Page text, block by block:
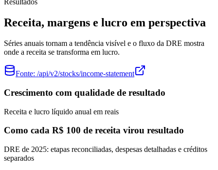
Resultados
Receita, margens e lucro em perspectiva
Séries anuais tornam a tendência visível e o fluxo da DRE mostra
onde a receita se transforma em lucro.
Fonte: /api/v2/stocks/income-statement
Crescimento com qualidade de resultado
Receita e lucro líquido anual em reais
Como cada R$ 100 de receita virou resultado
DRE de 2025: etapas reconciliadas, despesas detalhadas e créditos
separados